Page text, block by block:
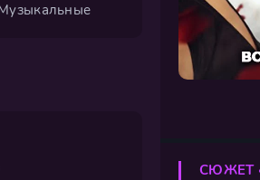
СЮЖЕТ